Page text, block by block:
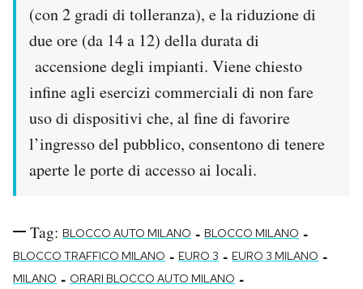
(con 2 gradi di tolleranza), e la riduzione di
due ore (da 14 a 12) della durata di
accensione degli impianti. Viene chiesto
infine agli esercizi commerciali di non fare
uso di dispositivi che, al fine di favorire
l’ingresso del pubblico, consentono di tenere
aperte le porte di accesso ai locali.
Tag: BLOCCO AUTO MILANO - BLOCCO MILANO -
BLOCCO TRAFFICO MILANO - EURO 3 - EURO 3 MILANO -
MILANO - ORARI BLOCCO AUTO MILANO -